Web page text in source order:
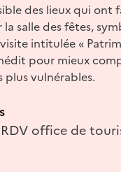
des lieux qui ont
la salle des fêtes,
intitulée «
pour mieux
plus vulnérables.
RDV office de